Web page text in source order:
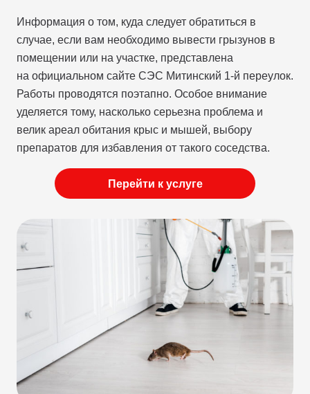
Информация о том, куда следует обратиться в
случае, если вам необходимо вывести грызунов в
помещении или на участке, представлена
на официальном сайте СЭС Митинский 1-й переулок.
Работы проводятся поэтапно. Особое внимание
уделяется тому, насколько серьезна проблема и
велик ареал обитания крыс и мышей, выбору
препаратов для избавления от такого соседства.
Перейти к услуге